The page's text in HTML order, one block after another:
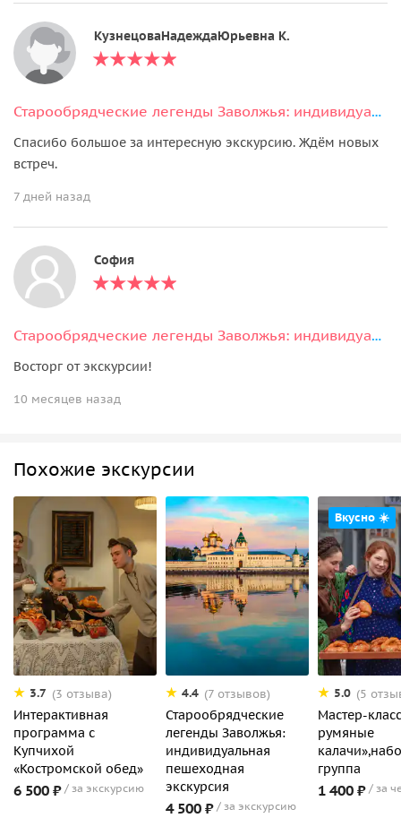
КузнецоваНадеждаЮрьевна К.
Старообрядческие легенды Заволжья: индивидуальная пешеходная экскурсия
Спасибо большое за интересную экскурсию. Ждём новых
встреч.
7 дней назад
София
Старообрядческие легенды Заволжья: индивидуальная пешеходная экскурсия
Восторг от экскурсии!
10 месяцев назад
Похожие экскурсии
3.7 (3 отзыва)
Интерактивная
программа с
Купчихой
«Костромской обед»
6 500 ₽ за экскурсию
4.4 (7 отзывов)
Старообрядческие
легенды Заволжья:
индивидуальная
пешеходная
экскурсия
4 500 ₽ за экскурсию
Вкусно ☀️
5.0 (5
Мастер-
румяные
группа
1 400 ₽ за